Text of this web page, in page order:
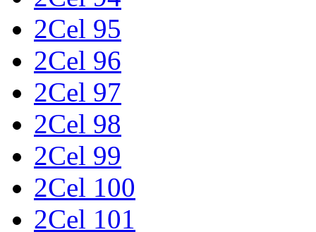
2Cel 95
2Cel 96
2Cel 97
2Cel 98
2Cel 99
2Cel 100
2Cel 101